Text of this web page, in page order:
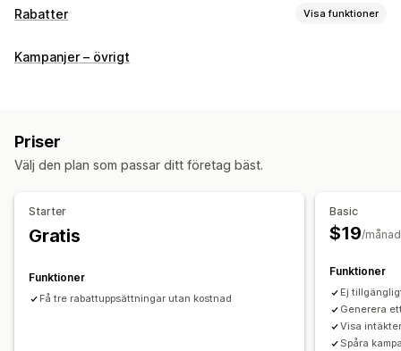
Rabatter Visa funktioner
Rabattyper
Rabatter på hela varukorgen
Tidsbegränsade erbjudanden Merförsäljningsrabatter
Rabatthantering
Anpassad kod
Filtrering
Spårning Rapportering Analysverktyg
Kampanjer – övrigt
Priser
Välj den plan som passar ditt företag bäst.
Starter
Gratis
Funktioner
Få tre rabattuppsättningar utan kostnad
Basic
$19/månad
Funktioner
Ej
Generera
Visa
Spåra